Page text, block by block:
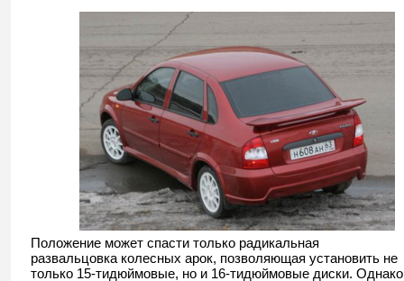
Положение может спасти только радикальная
развальцовка колесных арок, позволяющая установить не
только 15-тидюймовые, но и 16-тидюймовые диски. Однако